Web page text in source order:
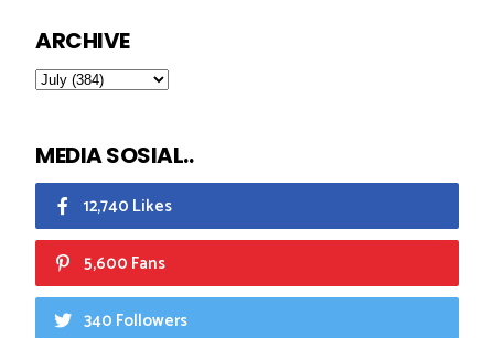
ARCHIVE
MEDIA SOSIAL..
12,740 Likes
5,600 Fans
340 Followers